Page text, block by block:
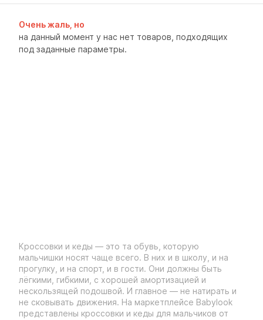
Очень жаль, но
на данный момент у нас нет товаров, подходящих
под заданные параметры.
Кроссовки и кеды — это та обувь, которую
мальчишки носят чаще всего. В них и в школу, и на
прогулку, и на спорт, и в гости. Они должны быть
лёгкими, гибкими, с хорошей амортизацией и
нескользящей подошвой. И главное — не натирать и
не сковывать движения. На маркетплейсе Babylook
представлены кроссовки и кеды для мальчиков от